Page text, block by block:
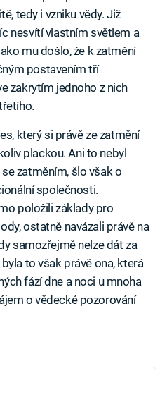
tedy i vzniku vědy. Již
nesvítí vlastním světlem a
mu došlo, že k zatmění
postavením tří
zakrytím jednoho z nich
který si právě ze zatmění
plackou. Ani to nebyl
zatměním, šlo však o
společnosti.
položili základy pro
ostatně navázali právě na
samozřejmě nelze dát za
to však právě ona, která
fází dne a noci u mnoha
o vědecké pozorování